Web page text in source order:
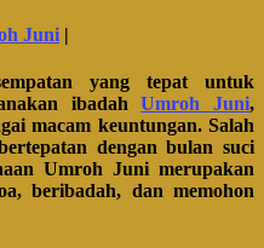
Juni |
yang tepat untuk
ibadahUmroh Juni,
macam keuntungan. Salah
dengan bulan suci
Umroh Juni merupakan
beribadah, dan memohon